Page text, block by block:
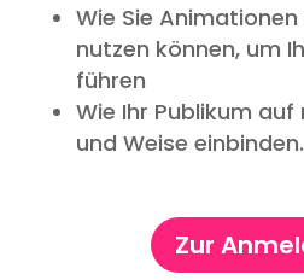
Wie Sie
nutzen können, um
führen
Wie Ihr Publikum
und Weise einbinden.
Zur